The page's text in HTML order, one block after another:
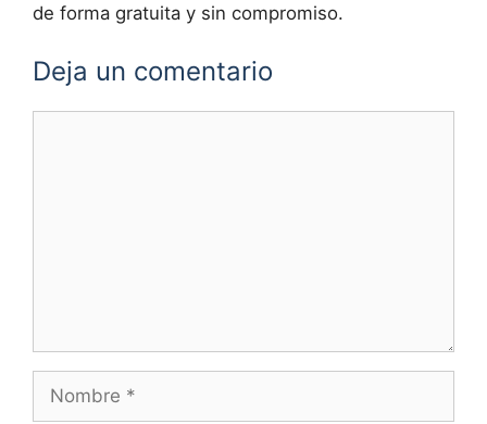
de forma gratuita y sin compromiso.
Deja un comentario
Nombre